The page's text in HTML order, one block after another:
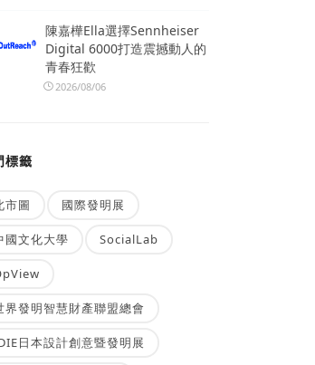
陳嘉樺Ella選擇Sennheiser
Digital 6000打造震撼動人的
青春狂歡
2026/08/06
標籤
市圖 國際發明展
國文化大學 SocialLab
界發明智慧財產聯盟總會
日本設計創意暨發明展